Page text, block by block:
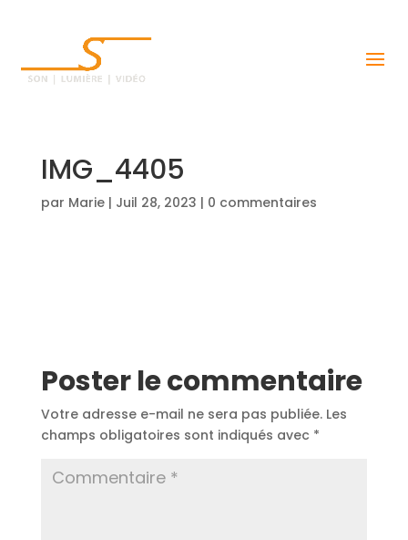
IMG_4405
par Marie| Juil 28, 2023 | 0 commentaires
Poster le commentaire
Votre adresse e-mail ne sera pas publiée. Les
champs obligatoires sont indiqués avec *